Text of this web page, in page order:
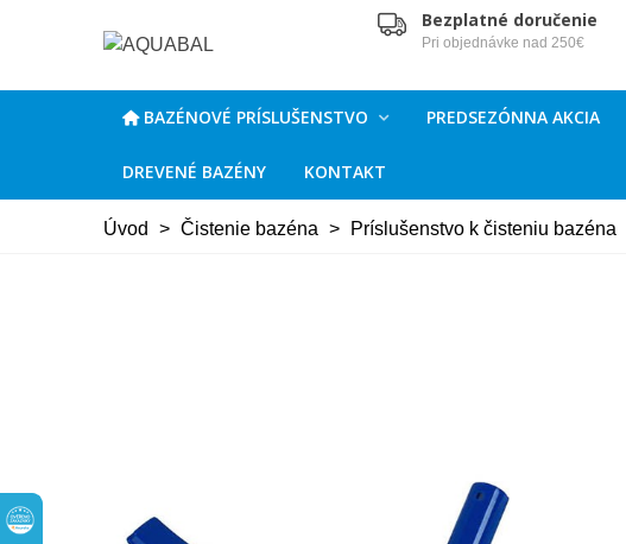
Bezplatné doručenie
Pri objednávke nad 250€
BAZÉNOVÉ PRÍSLUŠENSTVO PREDSEZÓNNA AKCIA
DREVENÉ BAZÉNY KONTAKT
Úvod > Čistenie bazéna > Príslušenstvo k čisteniu bazéna